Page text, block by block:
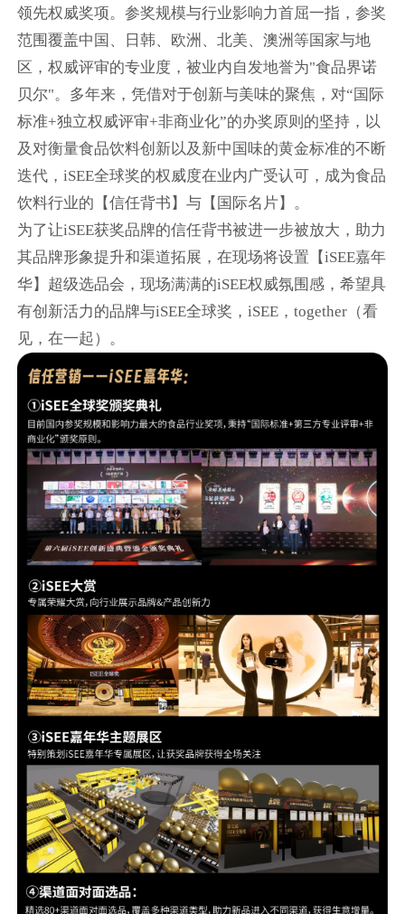
领先权威奖项。参奖规模与行业影响力首屈一指，参奖
范围覆盖中国、日韩、欧洲、北美、澳洲等国家与地
区，权威评审的专业度，被业内自发地誉为"食品界诺
贝尔"。多年来，凭借对于创新与美味的聚焦，对“国际
标准+独立权威评审+非商业化”的办奖原则的坚持，以
及对衡量食品饮料创新以及新中国味的黄金标准的不断
迭代，iSEE全球奖的权威度在业内广受认可，成为食品
饮料行业的【信任背书】与【国际名片】。
为了让iSEE获奖品牌的信任背书被进一步被放大，助力
其品牌形象提升和渠道拓展，在现场将设置【iSEE嘉年
华】超级选品会，现场满满的iSEE权威氛围感，希望具
有创新活力的品牌与iSEE全球奖，iSEE，together（看
见，在一起）。